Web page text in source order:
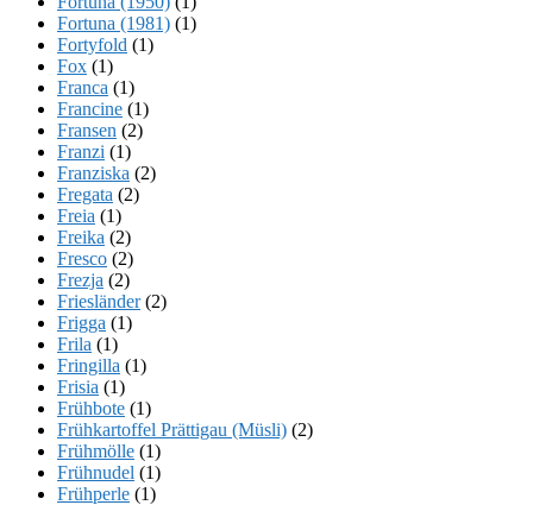
Fortuna (1981) (1)
Fortyfold (1)
Fox (1)
Franca (1)
Francine (1)
Fransen (2)
Franzi (1)
Franziska (2)
Fregata (2)
Freia (1)
Freika (2)
Fresco (2)
Frezja (2)
Friesländer(2)
Frigga (1)
Frila (1)
Fringilla (1)
Frisia (1)
Frühbote (1)
Frühkartoffel Prättigau (Müsli) (2)
Frühmölle (1)
Frühnudel (1)
Frühperle (1)